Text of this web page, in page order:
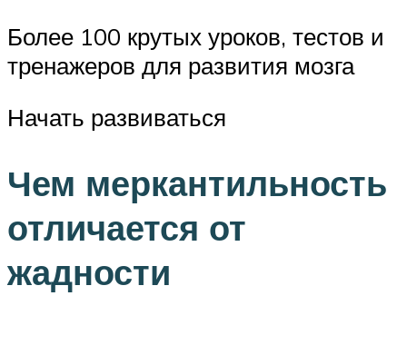
Более 100 крутых уроков, тестов и
тренажеров для развития мозга
Начать развиваться
Чем меркантильность
отличается от
жадности